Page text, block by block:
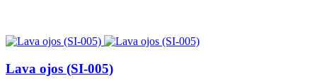
Lava ojos (SI-005)